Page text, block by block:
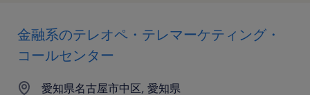
金融系のテレオペ・テレマーケティング・
コールセンター
愛知県名古屋市中区, 愛知県